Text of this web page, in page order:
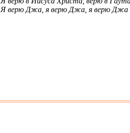
Я верю Джа, я верю Джа, я верю Джа